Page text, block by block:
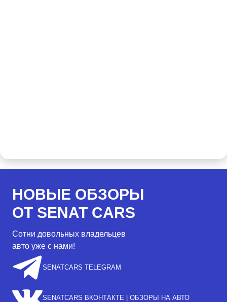
НОВЫЕ ОБЗОРЫ
ОТ SENAT CARS
Сотни довольных владельцев
авто уже с нами!
SENATCARS TELEGRAM
SENATCARS ВКОНТАКТЕ | ОБЗОРЫ НА АВТО